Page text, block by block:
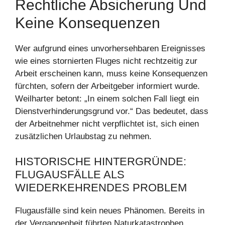
Rechtliche Absicherung Und
Keine Konsequenzen
Wer aufgrund eines unvorhersehbaren Ereignisses
wie eines stornierten Fluges nicht rechtzeitig zur
Arbeit erscheinen kann, muss keine Konsequenzen
fürchten, sofern der Arbeitgeber informiert wurde.
Weilharter betont: „In einem solchen Fall liegt ein
Dienstverhinderungsgrund vor.“ Das bedeutet, dass
der Arbeitnehmer nicht verpflichtet ist, sich einen
zusätzlichen Urlaubstag zu nehmen.
HISTORISCHE HINTERGRÜNDE:
FLUGAUSFÄLLE ALS
WIEDERKEHRENDES PROBLEM
Flugausfälle sind kein neues Phänomen. Bereits in